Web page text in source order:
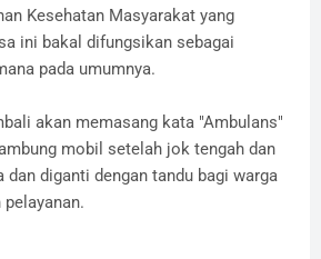
Kesehatan Masyarakat yang
ini bakal difungsikan sebagai
pada umumnya.
akan memasang kata "Ambulans"
mobil setelah jok tengah dan
dan diganti dengan tandu bagi warga